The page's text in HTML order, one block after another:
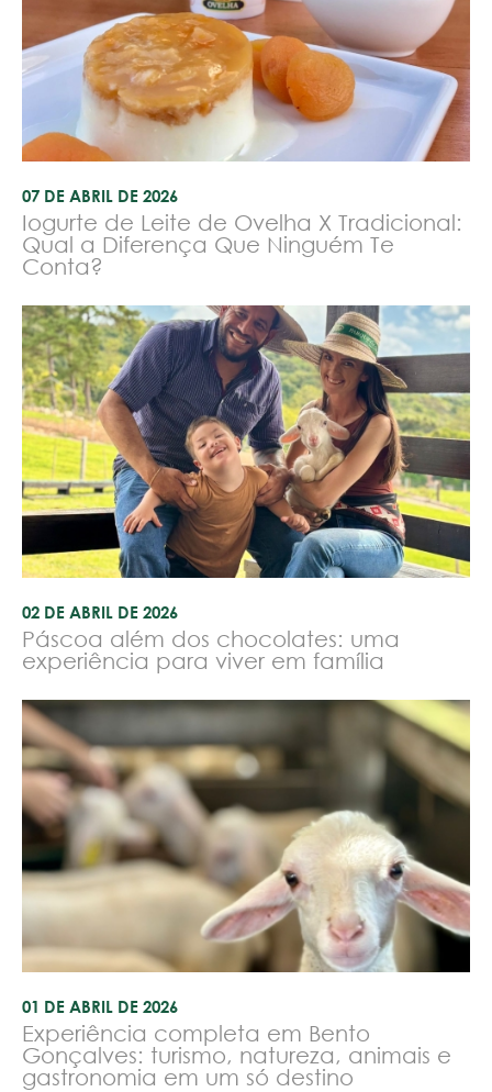
07 DE ABRIL DE 2026
Iogurte de Leite de Ovelha X Tradicional:
Qual a Diferença Que Ninguém Te
Conta?
02 DE ABRIL DE 2026
Páscoa além dos chocolates: uma
experiência para viver em família
01 DE ABRIL DE 2026
Experiência completa em Bento
Gonçalves: turismo, natureza, animais e
gastronomia em um só destino